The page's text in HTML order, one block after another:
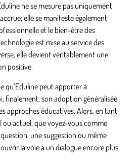
ne se mesure pas uniquement
elle se manifeste également
et le bien-être des
est mise au service des
elle devient véritablement une
positive.
qu’Eduline peut apporter à
finalement, son adoption généralisée
approches éducatives. Alors, en tant
actuel, que voyez-vous comme
une suggestion ou même
la voie à un dialogue encore plus